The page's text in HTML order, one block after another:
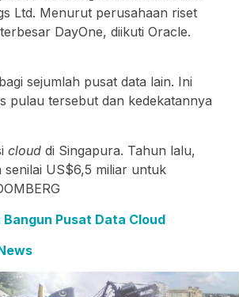
Ltd. Menurut perusahaan riset
DayOne, diikuti Oracle.
sejumlah pusat data lain. Ini
pulau tersebut dan kedekatannya
cloud di Singapura. Tahun lalu,
US$6,5 miliar untuk
Pusat Data Cloud